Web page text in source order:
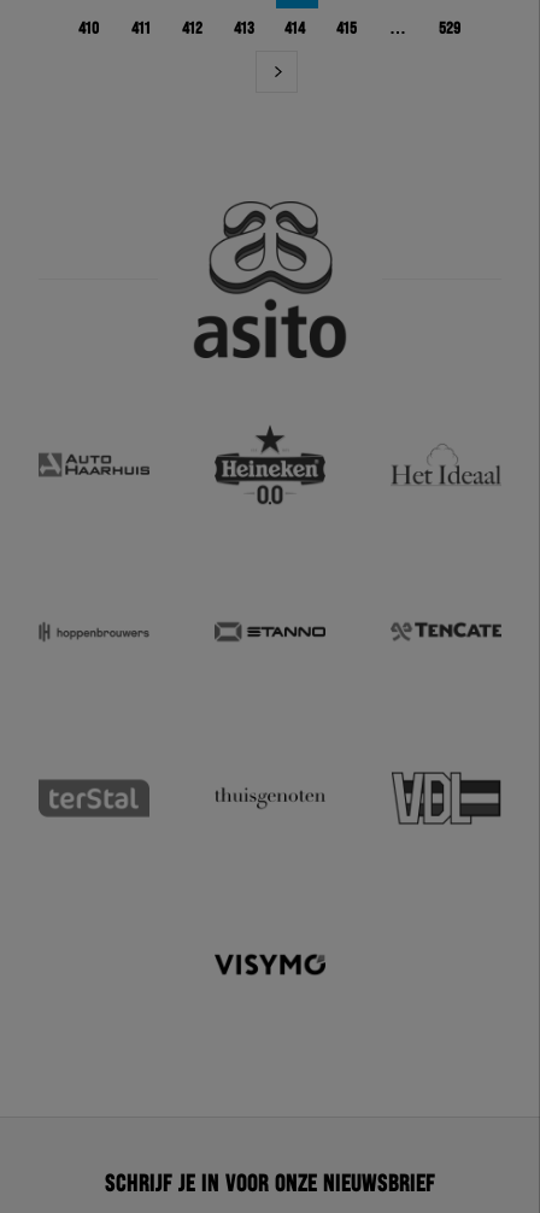
410 411 412 413 414 415 … 529
Schrijf je in voor onze nieuwsbrief